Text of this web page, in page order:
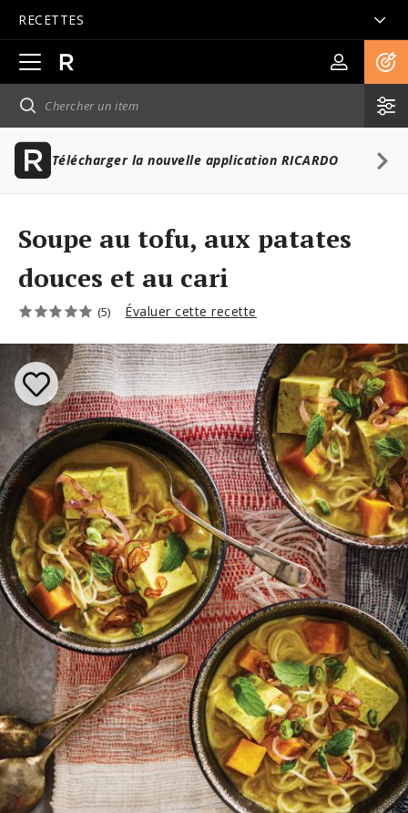
RECETTES
Ouvrir
la
navigation
principale
Télécharger la nouvelle application RICARDO
Soupe au tofu, aux patates
douces et au cari
(5) Évaluer cette recette